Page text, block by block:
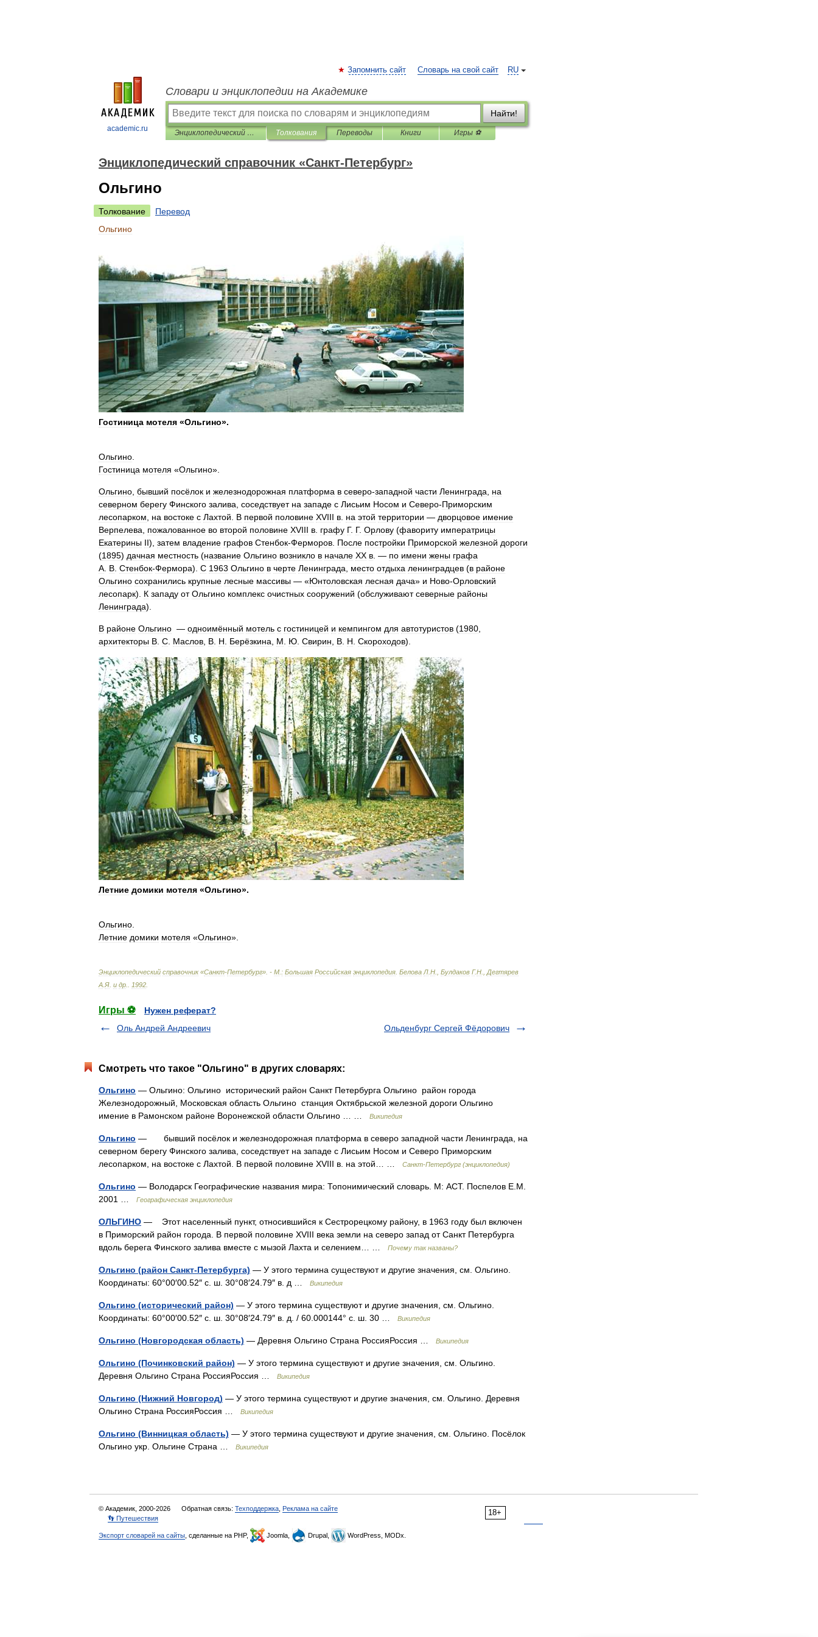
academic.ru
RU
Запомнить сайт Словарь на свой сайт
Словари и энциклопедии на Академике
Найти!
Энциклопедический справочник «Санкт-Петербург» Толкования Переводы Книги Игры ⚽
Энциклопедический справочник «Санкт-Петербург»
Ольгино
Толкование
Перевод
Ольгино
Гостиница мотеля «Ольгино».
Ольгино
Гостиница мотеля «Ольгино».
Ольгино бывший посёлок и железнодорожная платформа в северо-западной части Ленинграда
на
северном берегу Финского залива соседствует на западе с Лисьим Носом и Северо-Приморским
лесопарком
на востоке с Лахтой В первой половине XVIII в на этой территории — дворцовое имение
Верпелева
пожалованное во второй половине XVIII в графу Г. Г. Орлову (фавориту императрицы
Екатерины II), затем владение графов Стенбок-Ферморов После постройки Приморской железной дороги
(1895) дачная местность (название Ольгино возникло в начале XX в . — по имени жены графа
А В Стенбок-Фермора). С 1963 Ольгино в черте Ленинграда место отдыха ленинградцев (в районе
Ольгино сохранились крупные лесные массивы — «Юнтоловская лесная дача» и Ново-Орловский
лесопарк). К западу от Ольгино комплекс очистных сооружений (обслуживают северные районы
Ленинграда).
В районе Ольгино — одноимённый мотель с гостиницей и кемпингом для автотуристов (1980
архитекторы В С Маслов В Н Берёзкина М Ю Свирин В Н Скороходов).
Летние домики мотеля «Ольгино».
Ольгино
Летние домики мотеля «Ольгино».
Энциклопедический справочник«Санкт-Петербург». - М : Большая Российская энциклопедия Белова Л Н Булдаков Г.Н
Дегтярев
А Я и др 1992
Игры ⚽
Нужен реферат?
Оль Андрей Андреевич
Ольденбург Сергей Фёдорович
Смотреть что такое "Ольгино" в других словарях:
Ольгино — Ольгино: Ольгино исторический район Санкт Петербурга Ольгино район города
Железнодорожный, Московская область Ольгино станция Октябрьской железной дороги Ольгино
имение в Рамонском районе Воронежской области Ольгино … …
Википедия
Ольгино — бывший посёлок и железнодорожная платформа в северо западной части Ленинграда, на
северном берегу Финского залива, соседствует на западе с Лисьим Носом и Северо Приморским
лесопарком, на востоке с Лахтой. В первой половине ХVIII в. на этой… …
Санкт-Петербург (энциклопедия)
Ольгино — Володарск Географические названия мира: Топонимический словарь. М: АСТ. Поспелов Е.М.
2001 …
Географическая энциклопедия
ОЛЬГИНО — Этот населенный пункт, относившийся к Сестрорецкому району, в 1963 году был включен
в Приморский район города. В первой половине XVIII века земли на северо запад от Санкт Петербурга
вдоль берега Финского залива вместе с мызой Лахта и селением… …
Почему так названы?
Ольгино (район Санкт-Петербурга) — У этого термина существуют и другие значения, см. Ольгино.
Координаты: 60°00′00.52″ с. ш. 30°08′24.79″ в. д …
Википедия
Ольгино (исторический район) — У этого термина существуют и другие значения, см. Ольгино.
Координаты: 60°00′00.52″ с. ш. 30°08′24.79″ в. д. / 60.000144° с. ш. 30 …
Википедия
Ольгино (Новгородская область) — Деревня Ольгино Страна РоссияРоссия … Википедия
Ольгино (Починковский район) — У этого термина существуют и другие значения, см. Ольгино.
Деревня Ольгино Страна РоссияРоссия …
Википедия
Ольгино (Нижний Новгород) — У этого термина существуют и другие значения, см. Ольгино. Деревня
Ольгино Страна РоссияРоссия …
Википедия
Ольгино (Винницкая область) — У этого термина существуют и другие значения, см. Ольгино. Посёлок
Ольгино укр. Ольгине Страна …
Википедия
18+
© Академик, 2000-2026 Обратная связь: Техподдержка Реклама на сайте
👣 Путешествия
Экспорт словарей на сайты , сделанные на PHP, Joomla, Drupal, WordPress, MODx.